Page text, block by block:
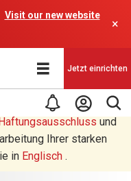
Visit our new website
×
Jetzt einrichten
durch ein AI-
und
Ihrer starken
in Englisch.